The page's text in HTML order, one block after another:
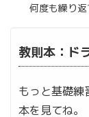
何度も繰り返
教則本：ド
もっと基礎練
本を見てね。